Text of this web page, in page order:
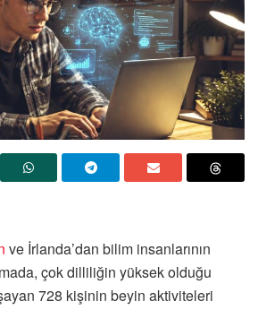
ve İrlanda’dan bilim insanlarının
çok dilliliğin yüksek olduğu
728 kişinin beyin aktiviteleri